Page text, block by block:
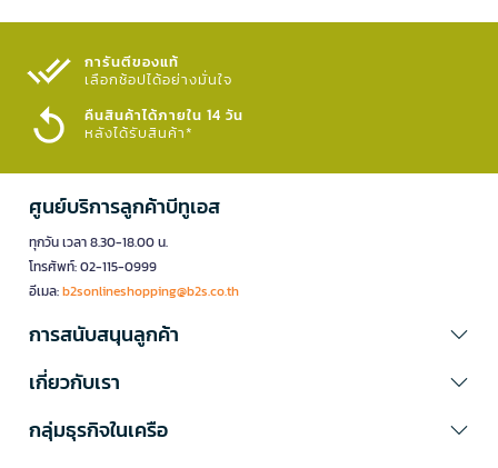
การันตีของแท้
เลือกช้อปได้อย่างมั่นใจ​
คืนสินค้าได้ภายใน 14 วัน
หลังได้รับสินค้า*
ศูนย์บริการลูกค้าบีทูเอส
ทุกวัน เวลา 8.30-18.00 น.
โทรศัพท์: 02-115-0999
อีเมล:b2sonlineshopping@b2s.co.th
การสนับสนุนลูกค้า
เกี่ยวกับเรา
กลุ่มธุรกิจในเครือ